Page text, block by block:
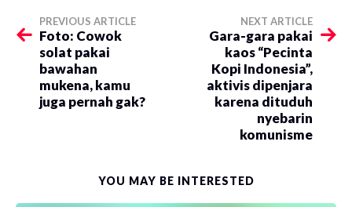
PREVIOUS ARTICLE
Foto: Cowok
solat pakai
bawahan
mukena, kamu
juga pernah gak?
NEXT ARTICLE
Gara-gara pakai
kaos “Pecinta
Kopi Indonesia”,
aktivis dipenjara
karena dituduh
nyebarin
komunisme
YOU MAY BE INTERESTED